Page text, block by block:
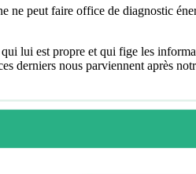
peut faire office de diagnostic
lui est propre et qui fige les
derniers nous parviennent après